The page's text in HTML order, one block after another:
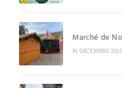
Marché de
16 DÉCEMBRE 2025